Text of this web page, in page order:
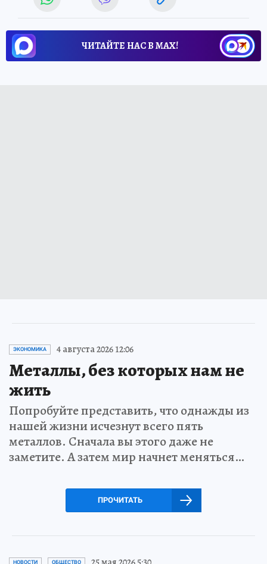
ЧИТАЙТЕ НАС В МАХ!
ЭКОНОМИКА 4 августа 2026 12:06
Металлы, без которых нам не
жить
Попробуйте представить, что однажды из
нашей жизни исчезнут всего пять
металлов. Сначала вы этого даже не
заметите. А затем мир начнет меняться…
ПРОЧИТАТЬ
НОВОСТИ ОБЩЕСТВО